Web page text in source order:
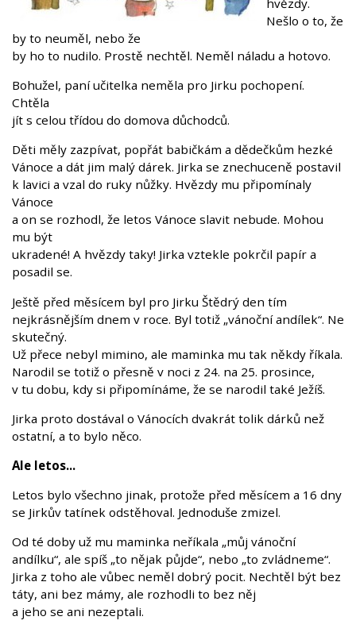
hvězdy.
Nešlo o to, že
by to neuměl, nebo že
by ho to nudilo. Prostě nechtěl. Neměl náladu a hotovo.
Bohužel, paní učitelka neměla pro Jirku pochopení.
Chtěla
jít s celou třídou do domova důchodců.
Děti měly zazpívat, popřát babičkám a dědečkům hezké
Vánoce a dát jim malý dárek. Jirka se znechuceně postavil
k lavici a vzal do ruky nůžky. Hvězdy mu připomínaly
Vánoce
a on se rozhodl, že letos Vánoce slavit nebude. Mohou
mu být
ukradené! A hvězdy taky! Jirka vztekle pokrčil papír a
posadil se.
Ještě před měsícem byl pro Jirku Štědrý den tím
nejkrásnějším dnem v roce. Byl totiž „vánoční andílek“. Ne
skutečný.
Už přece nebyl mimino, ale maminka mu tak někdy říkala.
Narodil se totiž o přesně v noci z 24. na 25. prosince,
v tu dobu, kdy si připomínáme, že se narodil také Ježíš.
Jirka proto dostával o Vánocích dvakrát tolik dárků než
ostatní, a to bylo něco.
Ale letos...
Letos bylo všechno jinak, protože před měsícem a 16 dny
se Jirkův tatínek odstěhoval. Jednoduše zmizel.
Od té doby už mu maminka neříkala „můj vánoční
andílku“, ale spíš „to nějak půjde“, nebo „to zvládneme“.
Jirka z toho ale vůbec neměl dobrý pocit. Nechtěl být bez
táty, ani bez mámy, ale rozhodli to bez něj
a jeho se ani nezeptali.